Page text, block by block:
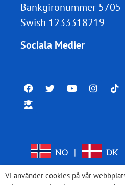
Bankgironummer
Swish 1233318219
Sociala Medier
NO DK
Vi använder cookies på vår